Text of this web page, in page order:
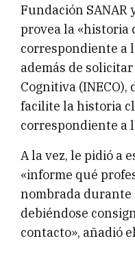
Fundación SANAR
provea la «historia
correspondiente a
además de
Cognitiva (INECO),
facilite la historia
correspondiente a
A la vez, le pidió a
«informe qué
nombrada durante
debiéndose
contacto», añadió